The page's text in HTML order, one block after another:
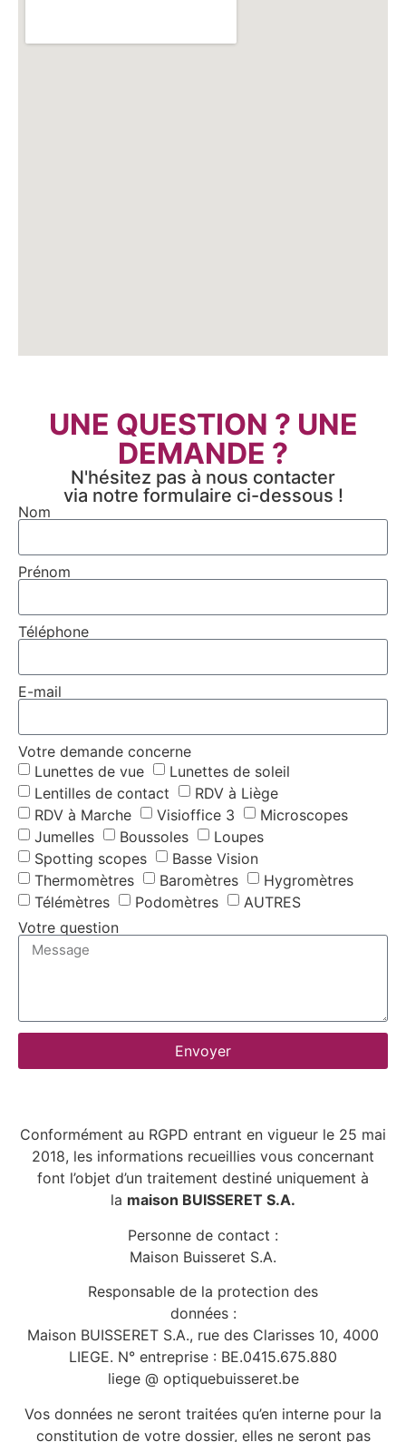
UNE QUESTION ? UNE
DEMANDE ?
N'hésitez pas à nous contacter
via notre formulaire ci-dessous !
Nom
Prénom
Téléphone
E-mail
Votre demande concerne
Lunettes de vue
Lunettes de soleil
Lentilles de contact
RDV à Liège
RDV à Marche
Visioffice 3
Microscopes
Jumelles
Boussoles
Loupes
Spotting scopes
Basse Vision
Thermomètres
Baromètres
Hygromètres
Télémètres
Podomètres
AUTRES
Votre question
Envoyer
Conformément au RGPD entrant en vigueur le 25 mai
2018, les informations recueillies vous concernant
font l’objet d’un traitement destiné uniquement à
la maison BUISSERET S.A.
Personne de contact :
Maison Buisseret S.A.
Responsable de la protection des
données :
Maison BUISSERET S.A., rue des Clarisses 10, 4000
LIEGE. N° entreprise : BE.0415.675.880
liege @ optiquebuisseret.be
Vos données ne seront traitées qu’en interne pour la
constitution de votre dossier, elles ne seront pas